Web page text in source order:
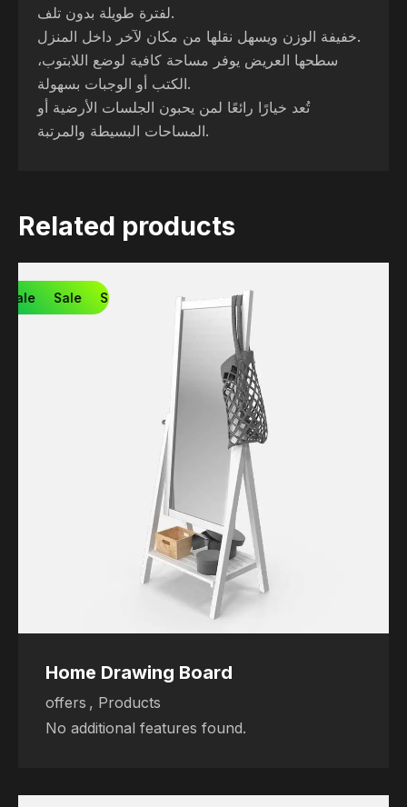
لفترة طويلة بدون تلف.
خفيفة الوزن ويسهل نقلها من مكان لآخر داخل المنزل.
سطحها العريض يوفر مساحة كافية لوضع اللابتوب،
الكتب أو الوجبات بسهولة.
تُعد خيارًا رائعًا لمن يحبون الجلسات الأرضية أو
المساحات البسيطة والمرتبة.
Related products
Sale Sale Sale
Home Drawing Board
offers , Products
No additional features found.